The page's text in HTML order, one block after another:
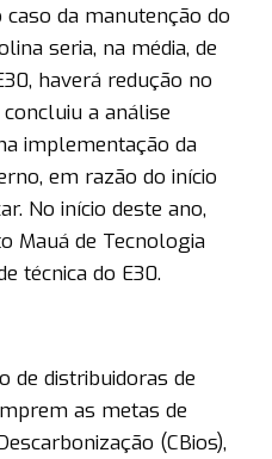
caso da manutenção do
seria, na média, de
haverá redução no
concluiu a análise
implementação da
em razão do início
No início deste ano,
Mauá de Tecnologia
técnica do E30.
de distribuidoras de
as metas de
(CBios),